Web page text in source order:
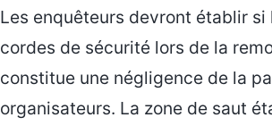
Les enquêteurs devront établir si
cordes de sécurité lors de la
constitue une négligence de la
organisateurs. La zone de saut